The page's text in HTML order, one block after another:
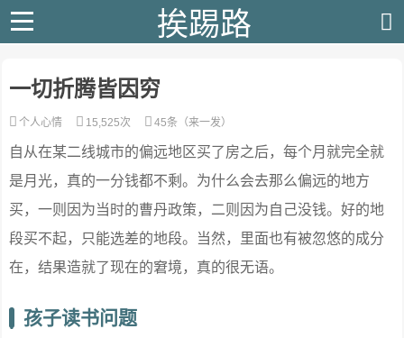
挨踢路
一切折腾皆因穷
个人心情 15,525次 45条（来一发）
自从在某二线城市的偏远地区买了房之后，每个月就完全就
是月光，真的一分钱都不剩。为什么会去那么偏远的地方
买，一则因为当时的曹丹政策，二则因为自己没钱。好的地
段买不起，只能选差的地段。当然，里面也有被忽悠的成分
在，结果造就了现在的窘境，真的很无语。
孩子读书问题